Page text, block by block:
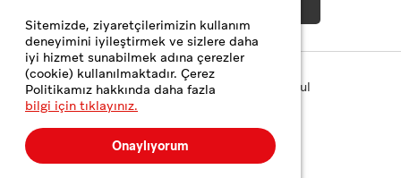
Sitemizde, ziyaretçilerimizin kullanım
deneyimini iyileştirmek ve sizlere daha
iyi hizmet sunabilmek adına çerezler
(cookie) kullanılmaktadır. Çerez
Politikamız hakkında daha fazla
bilgi için tıklayınız.
Onaylıyorum
Copyright© 2023 Teknopark İstanbul
Gizlilik ve Çerez Politikası
Kişisel Verilerin Korunması
Web Tasarım
MediaClick